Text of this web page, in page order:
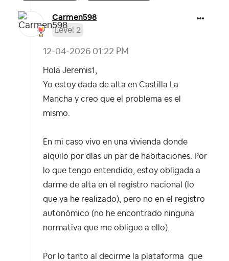
Carmen598
Level 2
‎12-04-2026 01:22 PM
Hola Jeremis1,
Yo estoy dada de alta en Castilla La
Mancha y creo que el problema es el
mismo.
En mi caso vivo en una vivienda donde
alquilo por días un par de habitaciones. Por
lo que tengo entendido, estoy obligada a
darme de alta en el registro nacional (lo
que ya he realizado), pero no en el registro
autonómico (no he encontrado ninguna
normativa que me obligue a ello).
Por lo tanto al decirme la plataforma que